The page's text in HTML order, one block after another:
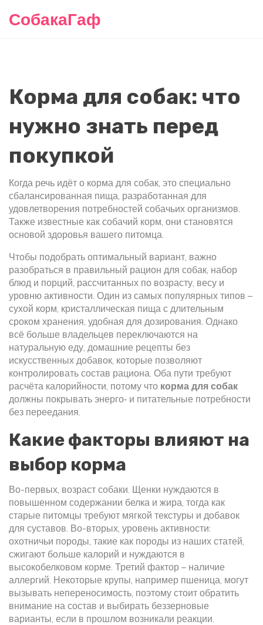
СобакаГаф
Корма для собак: что
нужно знать перед
покупкой
Когда речь идёт о корма для собак, это специально
сбалансированная пища, разработанная для
удовлетворения потребностей собачьих организмов.
Также известные как собачий корм, они становятся
основой здоровья вашего питомца.
Чтобы подобрать оптимальный вариант, важно
разобраться в правильный рацион для собак, набор
блюд и порций, рассчитанных по возрасту, весу и
уровню активности. Один из самых популярных типов –
сухой корм, кристаллическая пища с длительным
сроком хранения, удобная для дозирования. Однако
всё больше владельцев переключаются на
натуральную еду, домашние рецепты без
искусственных добавок, которые позволяют
контролировать состав рациона. Оба пути требуют
расчёта калорийности, потому что корма для собак
должны покрывать энерго‑ и питательные потребности
без переедания.
Какие факторы влияют на
выбор корма
Во-первых, возраст собаки. Щенки нуждаются в
повышенном содержании белка и жира, тогда как
старые питомцы требуют мягкой текстуры и добавок
для суставов. Во-вторых, уровень активности:
охотничьи породы, такие как породы из наших статей,
сжигают больше калорий и нуждаются в
высокобелковом корме. Третий фактор – наличие
аллергий. Некоторые крупы, например пшеница, могут
вызывать непереносимость, поэтому стоит обратить
внимание на состав и выбирать беззерновые
варианты, если в прошлом возникали реакции.